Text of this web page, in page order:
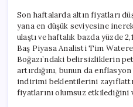
Son haftalarda altın fiyatları
yana en düşük seviyesine
ulaştı ve haftalık bazda yüzde
Baş Piyasa Analisti Tim
Boğazı’ndaki belirsizliklerin
artırdığını, bunun da
indirimi beklentilerini
fiyatlarını olumsuz etkilediğini